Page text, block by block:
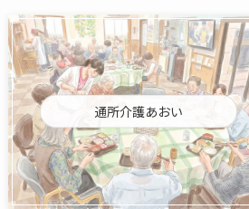
通所介護あおい